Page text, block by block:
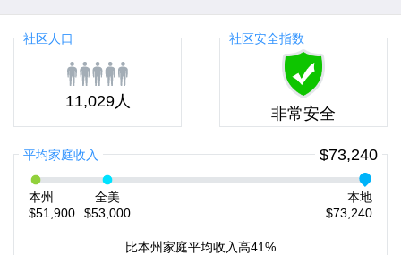
社区人口
11,029人
社区安全指数
非常安全
平均家庭收入 $73,240
本州
$51,900
全美
$53,000
本地
$73,240
比本州家庭平均收入高41%